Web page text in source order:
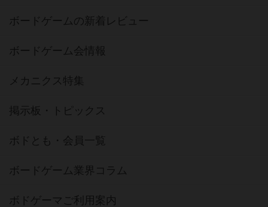
ボードゲームの新着レビュー
ボードゲーム会情報
メカニクス特集
掲示板・トピックス
ボドとも・会員一覧
ボードゲーム業界コラム
ボドゲーマご利用案内